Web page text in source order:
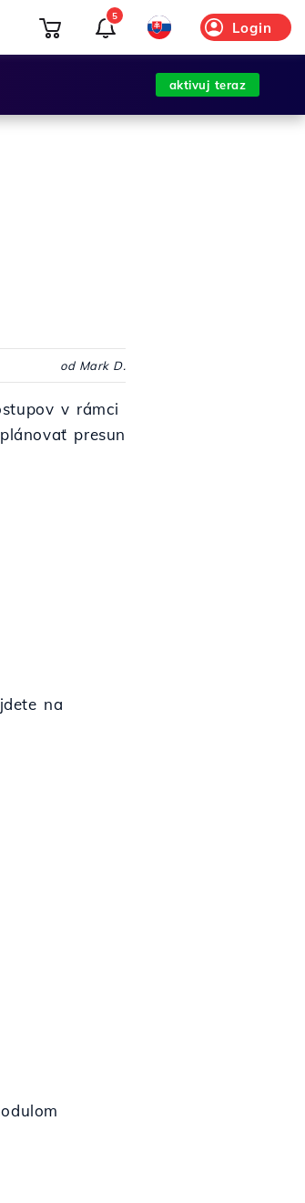
Login
5
aktivuj teraz
od Mark D.
v rámci
presun
na